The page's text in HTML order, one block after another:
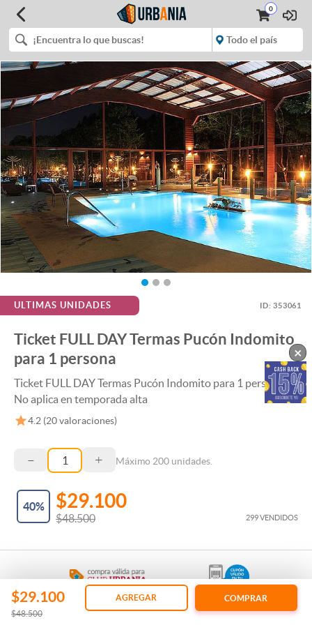
0
ULTIMAS UNIDADES ID:353061
Ticket FULL DAY Termas Pucón Indomito
para 1 persona
Ticket FULL DAY Termas Pucón Indomito para 1 persona, –
No aplica en temporada alta
4.2 (20 valoraciones)
– + Máximo 200 unidades.
40% $29.100
$48.500 299 VENDIDOS
Regala esta Experiencia
$29.100
$48.500
AGREGAR COMPRAR
×